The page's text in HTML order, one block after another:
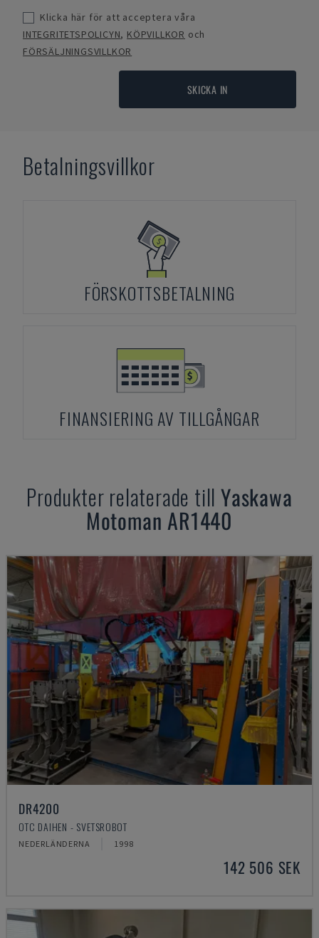
Klicka här för att acceptera våra
INTEGRITETSPOLICYN, KÖPVILLKOR och
FÖRSÄLJNINGSVILLKOR
SKICKA IN
Betalningsvillkor
FÖRSKOTTSBETALNING
FINANSIERING AV TILLGÅNGAR
Produkter relaterade tillYaskawa
Motoman AR1440
DR4200
OTC DAIHEN - SVETSROBOT
NEDERLÄNDERNA 1998
142 506 SEK